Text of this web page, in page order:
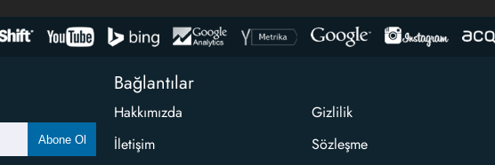
Abone Ol
Bağlantılar
Hakkımızda
İletişim
Gizlilik
Sözleşme